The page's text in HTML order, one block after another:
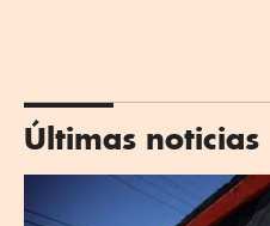
Últimas noticias